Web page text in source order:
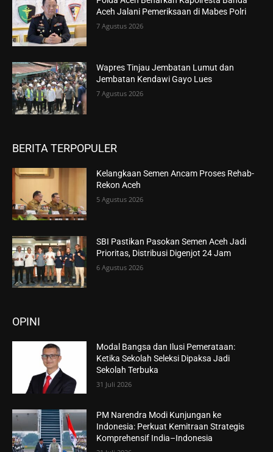
Aceh Jalani Pemeriksaan di Mabes Polri
7 Agustus 2026
Wapres Tinjau Jembatan Lumut dan
Jembatan Kendawi Gayo Lues
7 Agustus 2026
BERITA TERPOPULER
Kelangkaan Semen Ancam Proses Rehab-
Rekon Aceh
5 Agustus 2026
SBI Pastikan Pasokan Semen Aceh Jadi
Prioritas, Distribusi Digenjot 24 Jam
6 Agustus 2026
OPINI
Modal Bangsa dan Ilusi Pemerataan:
Ketika Sekolah Seleksi Dipaksa Jadi
Sekolah Terbuka
31 Juli 2026
PM Narendra Modi Kunjungan ke
Indonesia: Perkuat Kemitraan Strategis
Komprehensif India–Indonesia